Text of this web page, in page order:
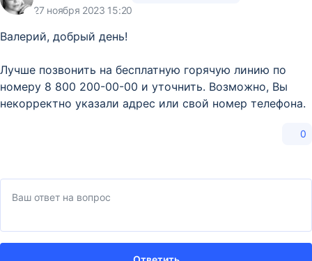
27 ноября 2023 15:20
Валерий, добрый день!
Лучше позвонить на бесплатную горячую линию по
номеру 8 800 200-00-00 и уточнить. Возможно, Вы
некорректно указали адрес или свой номер телефона.
0